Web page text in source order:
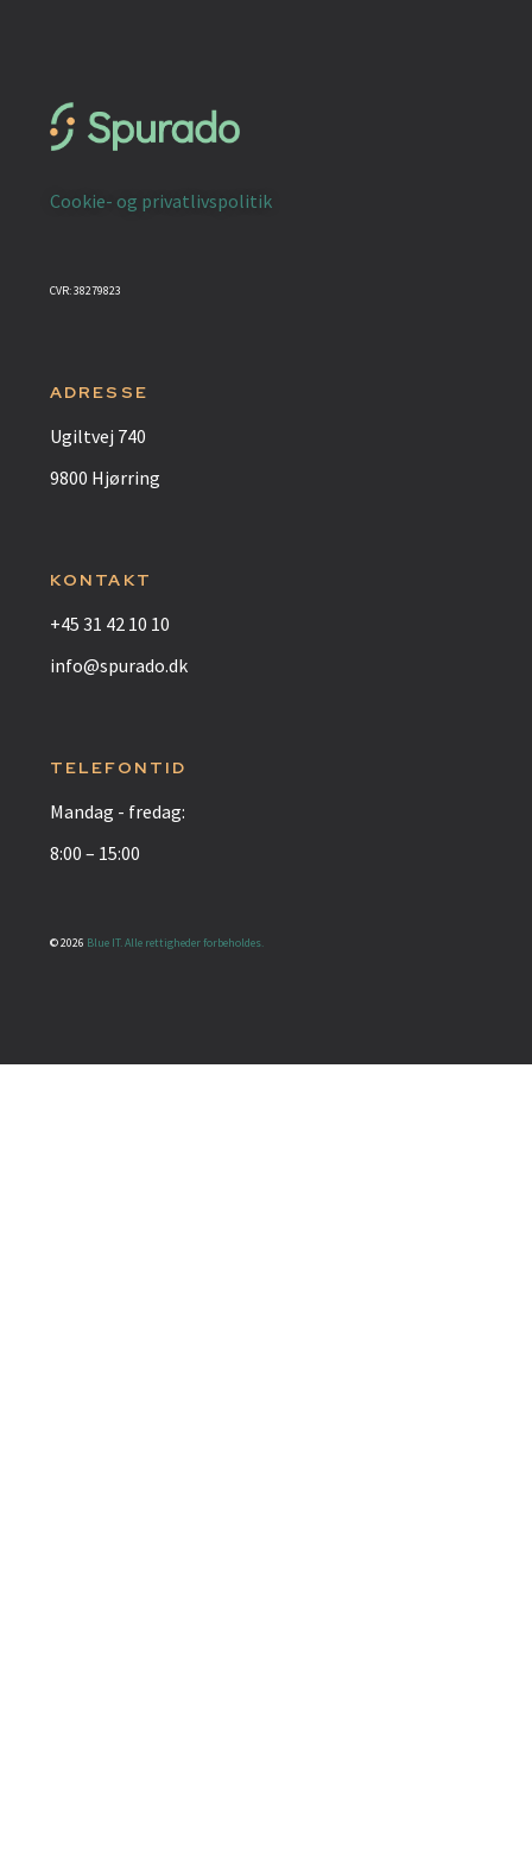
Cookie- og privatlivspolitik
CVR: 38279823
ADRESSE
Ugiltvej 740
9800 Hjørring
KONTAKT
+45 31 42 10 10
info@spurado.dk
TELEFONTID
Mandag - fredag:
8:00 – 15:00
© 2026 Blue IT. Alle rettigheder forbeholdes.